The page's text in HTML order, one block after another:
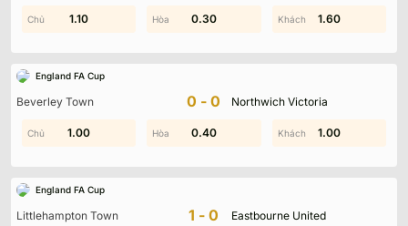
0.60 1.40 1.60
1.10 0.30 1.60
England FA Cup
Beverley Town 0-0 Northwich Victoria
1.40 0.90 0.90
1.00 0.40 1.00
England FA Cup
Littlehampton Town 1-0 Eastbourne United